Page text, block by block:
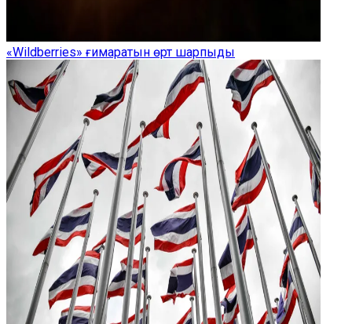
«Wildberries» ғимаратын өрт шарпыды